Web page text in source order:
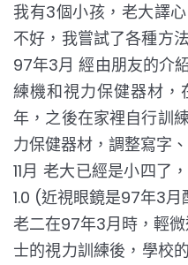
我有3個小孩，老大譯
不好，我嘗試了各種方
97年3月 經由朋友的介
練機和視力保健器材
年，之後在家裡自行訓
力保健器材，調整寫字
11月 老大已經是小四了
1.0 (近視眼鏡是97年3
老二在97年3月時，輕
士的視力訓練後，學校